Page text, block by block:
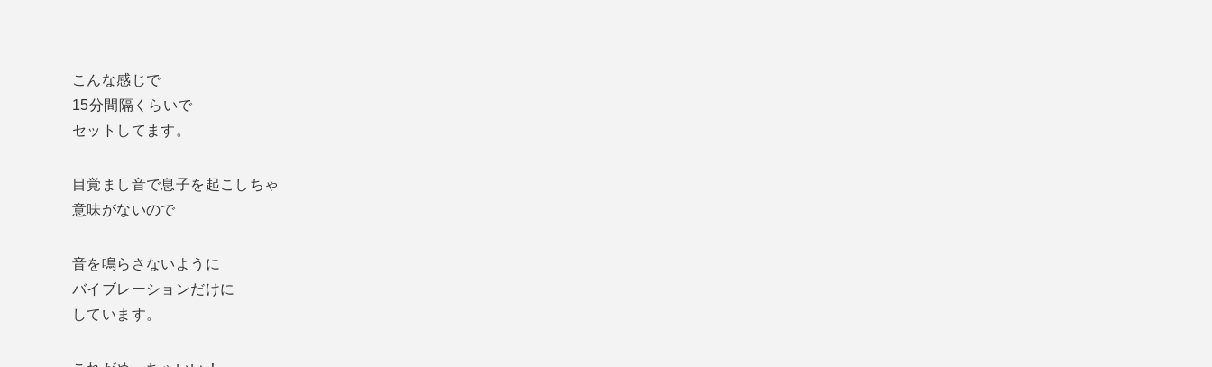
こんな感じで
15分間隔くらいで
セットしてます。
目覚まし音で息子を起こしちゃ
意味がないので
音を鳴らさないように
バイブレーションだけに
しています。